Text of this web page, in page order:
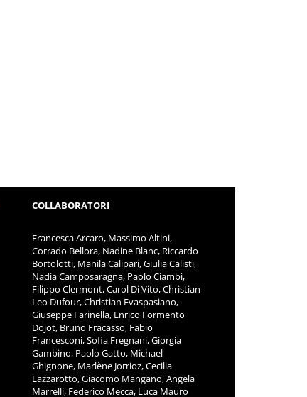
COLLABORATORI
Francesca Arcaro, Massimo Altini,
Corrado Bellora, Nadine Blanc, Riccardo
Bortolotti, Manila Calipari, Giulia Calisti,
Nadia Camposaragna, Paolo Ciambi,
Filippo Clermont, Carol Di Vito, Christian
Leo Dufour, Christian Evaspasiano,
Giuseppe Farinella, Enrico Formento
Dojot, Bruno Fracasso, Fabio
Francesconi, Sofia Fregnani, Giorgia
Gambino, Paolo Gatto, Michael
Ghignone, Marlène Jorrioz, Cecilia
Lazzarotto, Giacomo Mangano, Angela
Marrelli, Federico Mecca, Luca Mauro